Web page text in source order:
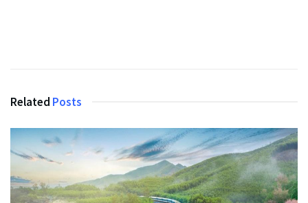
Related Posts